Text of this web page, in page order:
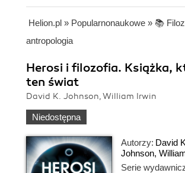
Helion.pl » Popularnonaukowe » 📚
antropologia
Herosi i filozofia. Książka,
ten świat
David K. Johnson, William Irwin
Niedostępna
Autorzy: David
Johnson,
Serie